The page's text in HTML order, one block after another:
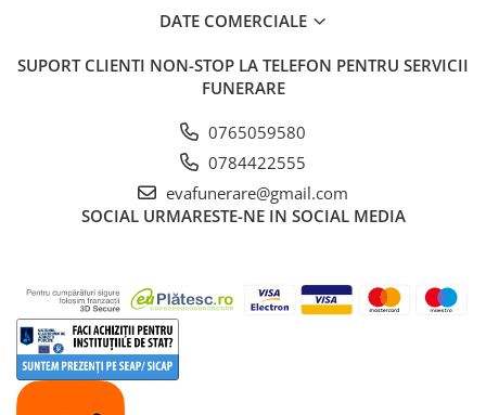
DATE COMERCIALE
SUPORT CLIENTI NON-STOP LA TELEFON PENTRU SERVICII
FUNERARE
0765059580
0784422555
evafunerare@gmail.com
SOCIAL URMARESTE-NE IN SOCIAL MEDIA